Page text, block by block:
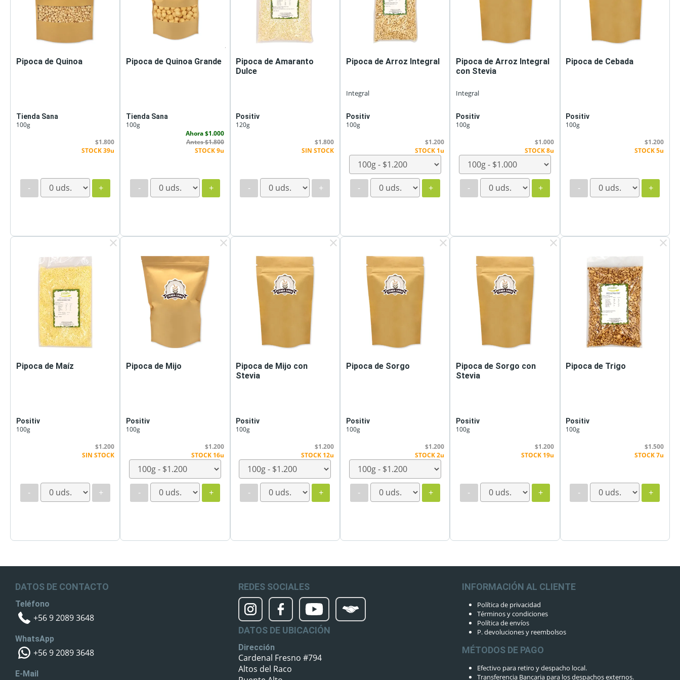
Pipoca de Quinoa
Tienda Sana
100g
$1.800
STOCK 39u
- +
Pipoca de Quinoa Grande
Tienda Sana
100g
Ahora $1.000
Antes $1.800
STOCK 9u
- +
Pipoca de Amaranto
Dulce
Positiv
120g
$1.800
SIN STOCK
- +
Pipoca de Arroz Integral
Integral
Positiv
100g
$1.200
STOCK 1u
- +
Pipoca de Arroz Integral
con Stevia
Integral
Positiv
100g
$1.000
STOCK 8u
- +
Pipoca de Cebada
Positiv
100g
$1.200
STOCK 5u
- +
clear
Pipoca de Maíz
Positiv
100g
$1.200
SIN STOCK
- +
clear
Pipoca de Mijo
Positiv
100g
$1.200
STOCK 16u
- +
clear
Pipoca de Mijo con
Stevia
Positiv
100g
$1.200
STOCK 12u
- +
clear
Pipoca de Sorgo
Positiv
100g
$1.200
STOCK 2u
- +
clear
Pipoca de Sorgo con
Stevia
Positiv
100g
$1.200
STOCK 19u
- +
clear
Pipoca de Trigo
Positiv
100g
$1.500
STOCK 7u
- +
DATOS DE CONTACTO
Teléfono
+56 9 2089 3648
WhatsApp
+56 9 2089 3648
E-Mail
REDES SOCIALES
DATOS DE UBICACIÓN
Dirección
Cardenal Fresno #794
Altos del Raco
INFORMACIÓN AL CLIENTE
Política de privacidad
Términos y condiciones
Política de envíos
P. devoluciones y reembolsos
MÉTODOS DE PAGO
Efectivo para retiro y despacho local.
Transferencia Bancaria para los despachos externos.